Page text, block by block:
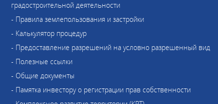
градостроительной деятельности
- Правила землепользования и застройки
- Калькулятор процедур
- Предоставление разрешений на условно разрешенный вид
- Полезные ссылки
- Общие документы
- Памятка инвестору о регистрации прав собственности